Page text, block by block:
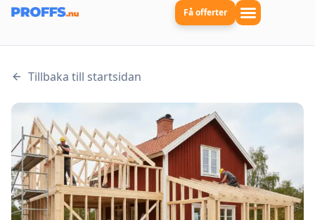
Få offerter
Tillbaka till startsidan